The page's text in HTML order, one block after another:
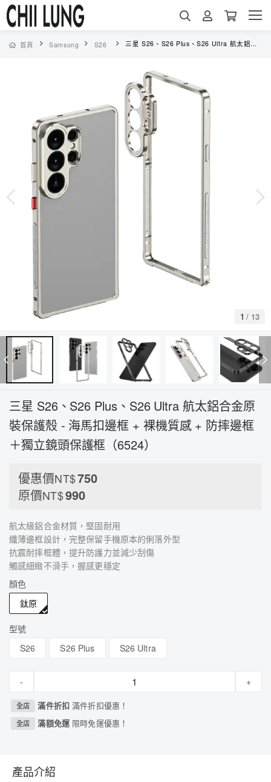
首頁 Samsung S26 三星 S26、S26 Plus、S26 Ultra 航太鋁合金原裝保護殼 - 海馬扣邊框 + 裸機質感 + 防摔邊框＋獨立鏡頭保護框（6524）
1 / 13
三星 S26、S26 Plus、S26 Ultra 航太鋁合金原
裝保護殼 - 海馬扣邊框 + 裸機質感 + 防摔邊框
＋獨立鏡頭保護框（6524）
優惠價NT$750
原價NT$990
航太級鋁合金材質，堅固耐用
纖薄邊框設計，完整保留手機原本的俐落外型
抗震耐摔框體，提升防護力並減少刮傷
觸感細緻不滑手，握感更穩定
顏色
鈦原
型號
S26
S26 Plus S26 Ultra
- +
全店 滿件折扣滿件折扣優惠！
全店 滿額免運 限時免運優惠！
產品介紹